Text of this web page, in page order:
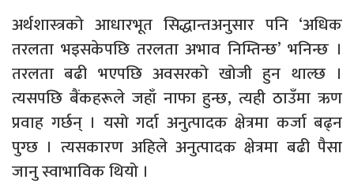
अर्थशास्त्रको आधारभूत सिद्धान्तअनुसार पनि ‘अधिक
तरलता भइसकेपछि तरलता अभाव निम्तिन्छ’ भनिन्छ ।
तरलता बढी भएपछि अवसरको खोजी हुन थाल्छ ।
त्यसपछि बैंकहरूले जहाँ नाफा हुन्छ, त्यही ठाउँमा ऋण
प्रवाह गर्छन् । यसो गर्दा अनुत्पादक क्षेत्रमा कर्जा बढ्न
पुग्छ । त्यसकारण अहिले अनुत्पादक क्षेत्रमा बढी पैसा
जानु स्वाभाविक थियो ।